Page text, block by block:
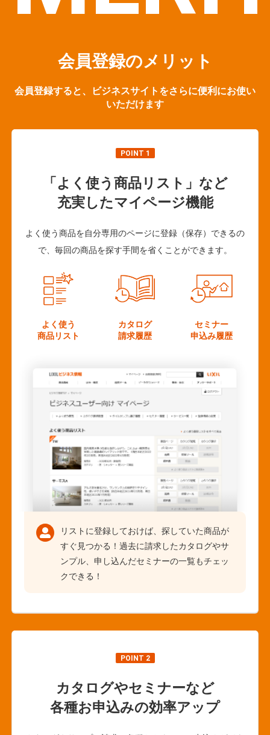
会員登録のメリット
会員登録すると、ビジネスサイトをさらに便利にお使い
いただけます
POINT 1
「よく使う商品リスト」など
充実したマイページ機能
よく使う商品を自分専用のページに登録（保存）できるの
で、毎回の商品を探す手間を省くことができます。
よく使う
商品リスト
カタログ
請求履歴
セミナー
申込み履歴
リストに登録しておけば、探していた商品が
すぐ見つかる！過去に請求したカタログやサ
ンプル、申し込んだセミナーの一覧もチェッ
クできる！
POINT 2
カタログやセミナーなど
各種お申込みの効率アップ